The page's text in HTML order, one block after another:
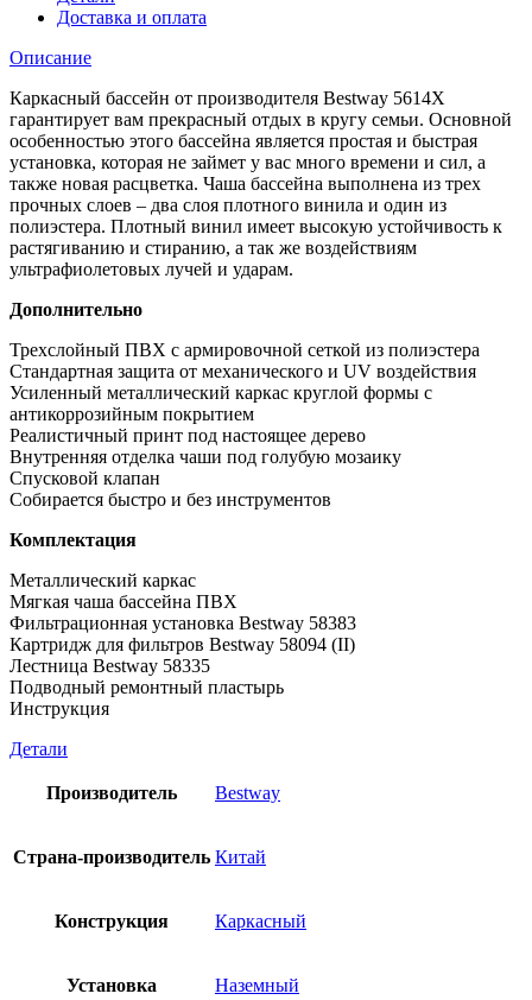
Доставка и оплата
Описание
Каркасный бассейн от производителя Bestway 5614X
гарантирует вам прекрасный отдых в кругу семьи. Основной
особенностью этого бассейна является простая и быстрая
установка, которая не займет у вас много времени и сил, а
также новая расцветка. Чаша бассейна выполнена из трех
прочных слоев – два слоя плотного винила и один из
полиэстера. Плотный винил имеет высокую устойчивость к
растягиванию и стиранию, а так же воздействиям
ультрафиолетовых лучей и ударам.
Дополнительно
Трехслойный ПВХ с армировочной сеткой из полиэстера
Стандартная защита от механического и UV воздействия
Усиленный металлический каркас круглой формы с
антикоррозийным покрытием
Реалистичный принт под настоящее дерево
Внутренняя отделка чаши под голубую мозаику
Спусковой клапан
Собирается быстро и без инструментов
Комплектация
Металлический каркас
Мягкая чаша бассейна ПВХ
Фильтрационная установка Bestway 58383
Картридж для фильтров Bestway 58094 (II)
Лестница Bestway 58335
Подводный ремонтный пластырь
Инструкция
Детали
Производитель Bestway
Страна-производитель Китай
Конструкция Каркасный
Установка Наземный